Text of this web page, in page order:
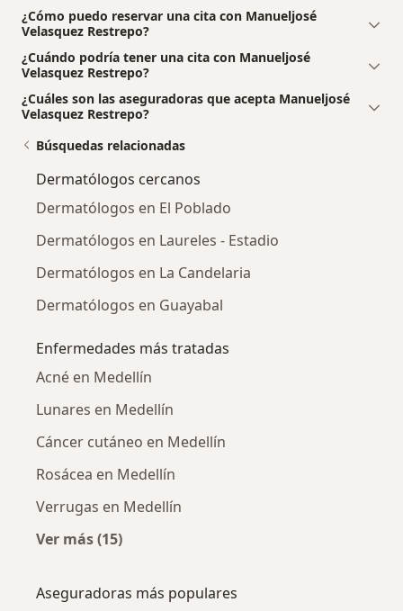
¿Cómo puedo reservar una cita con Manueljosé
Velasquez Restrepo?
¿Cuándo podría tener una cita con Manueljosé
Velasquez Restrepo?
¿Cuáles son las aseguradoras que acepta Manueljosé
Velasquez Restrepo?
Búsquedas relacionadas
Dermatólogos cercanos
Dermatólogos en El Poblado
Dermatólogos en Laureles - Estadio
Dermatólogos en La Candelaria
Dermatólogos en Guayabal
Enfermedades más tratadas
Acné en Medellín
Lunares en Medellín
Cáncer cutáneo en Medellín
Rosácea en Medellín
Verrugas en Medellín
Ver más (15)
Aseguradoras más populares